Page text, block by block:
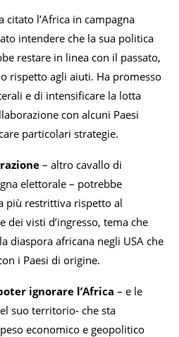
l’Africa in campagna
intendere che la sua politica
restare in linea con il passato,
rispetto agli aiuti. Ha promesso
e di intensificare la lotta
con alcuni Paesi
particolari strategie.
– altro cavallo di
elettorale – potrebbe
più restrittiva rispetto al
dei visti d’ingresso, tema che
diaspora africana negli USA che
i Paesi di origine.
ignorare l’Africa – e le
suo territorio- che sta
economico e geopolitico